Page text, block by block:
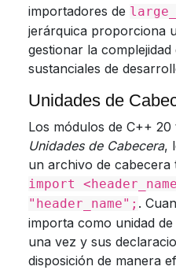
importadores de
jerárquica proporciona
gestionar la
sustanciales de
Unidades de
Los módulos de C++
Unidades de Cabecera,
un archivo de cabecera
import
"header_name"; .
importa como unidad
una vez y sus
disposición de manera